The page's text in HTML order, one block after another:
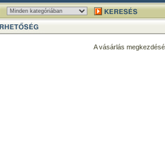
A vásárlás